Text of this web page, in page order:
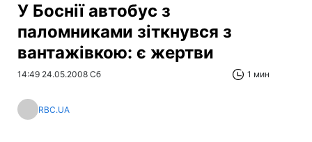
У Боснії автобус з
паломниками зіткнувся з
вантажівкою: є жертви
14:49 24.05.2008 Сб 1 мин
RBC.UA